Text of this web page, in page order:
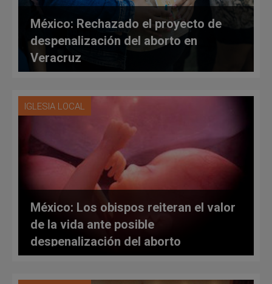
México: Rechazado el proyecto de
despenalización del aborto en
Veracruz
IGLESIA LOCAL
México: Los obispos reiteran el valor
de la vida ante posible
despenalización del aborto